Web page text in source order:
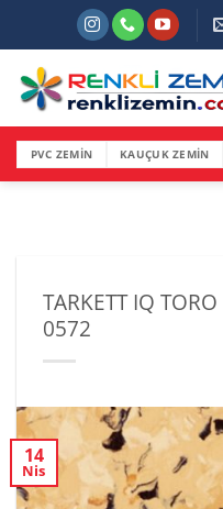
PVC ZEMİN KAUÇUK ZEMİN
TARKETT IQ
0572
14
Nis